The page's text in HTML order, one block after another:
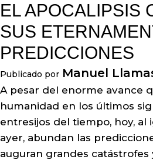
EL APOCALIPSIS
SUS
PREDICCIONES
Publicado por Manuel
A pesar del enorme avance
humanidad en los últimos
entresijos del tiempo, hoy, al
ayer, abundan las
auguran grandes catástrofes